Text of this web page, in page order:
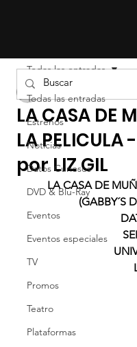
Todas las entradas
Estrenos
Noticias
Datos Curiosos
DVD & Blu-Ray
Eventos
Eventos especiales
TV
Promos
Teatro
Plataformas
Todas las entradas
LA CASA DE
LA PELICULA
por LIZ GIL
LA CASA DE
(GABBY´S